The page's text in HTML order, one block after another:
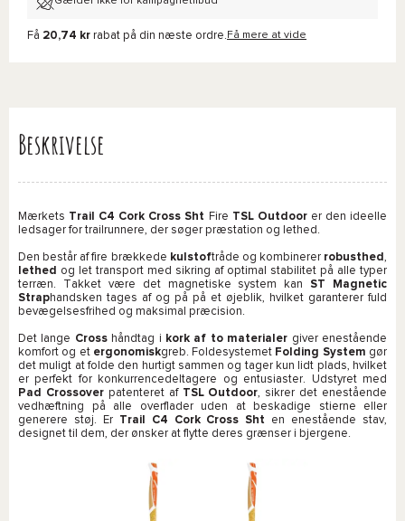
Få 20,74 kr rabat på din næste ordre. Få mere at vide
Beskrivelse
Mærkets Trail C4 Cork Cross Sht Fire TSL Outdoorer den ideelle
ledsager for trailrunnere, der søger præstation og lethed.
Den består af fire brækkede kulstoftråde og kombinerer robusthed
lethed
og let transport med sikring af optimal stabilitet på alle typer
terræn. Takket være det magnetiske system kan ST Magnetic
Straphandsken tages af og på på et øjeblik, hvilket garanterer fuld
bevægelsesfrihed og maksimal præcision.
Det lange Crosshåndtag i kork af to materialer giver enestående
komfort og etergonomiskgreb. Foldesystemet Folding System gør
det muligt at folde den hurtigt sammen og tager kun lidt plads, hvilket
er perfekt for konkurrencedeltagere og entusiaster. Udstyret med
Pad Crossoverpatenteret af TSL Outdoor , sikrer det enestående
vedhæftning på alle overflader uden at beskadige stierne eller
generere støj. Er Trail C4 Cork Cross Sht
en enestående stav,
designet til dem, der ønsker at flytte deres grænser i bjergene.